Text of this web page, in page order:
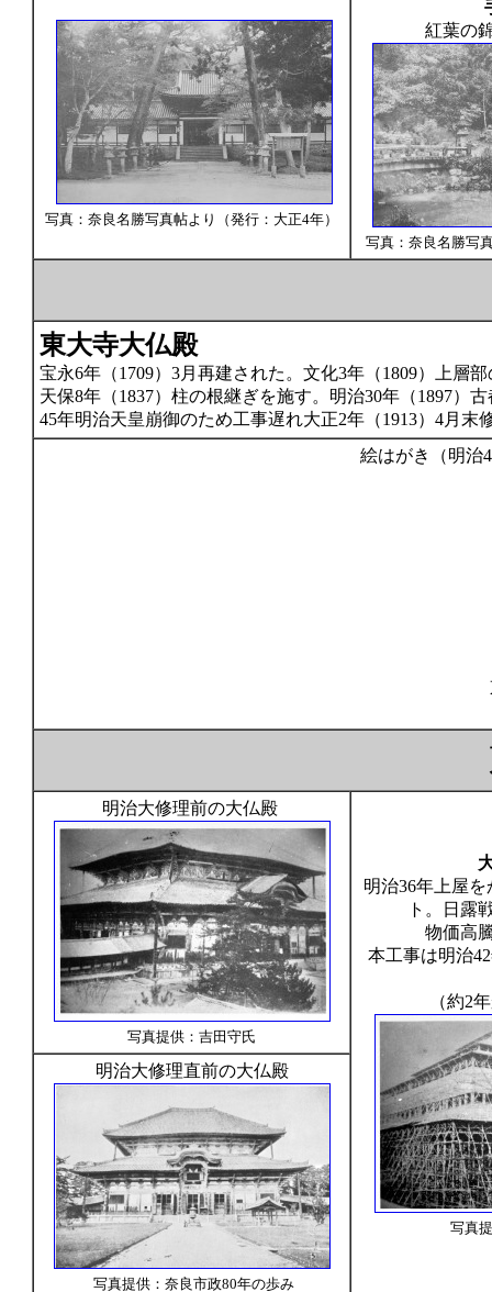
写真：奈良名勝写真帖より（発行：大正4年）
紅葉の
写真：奈良名勝写
東大寺大仏殿
宝永6年（1709）3月再建された。文化3年（1809）上層
天保8年（1837）柱の根継ぎを施す。明治30年（1897）
45年明治天皇崩御のため工事遅れ大正2年（1913）4月
絵はがき（明治
明治大修理前の大仏殿
写真提供：吉田守氏
明治36年上屋
ト。日露
物価高
本工事は明治
（約2
写真
明治大修理直前の大仏殿
写真提供：奈良市政80年の歩み